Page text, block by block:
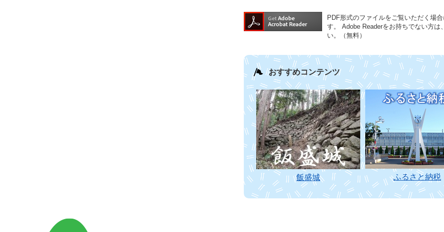
PDF形式のファイルをご覧いただく場
す。
Adobe Readerをお持ちでない方
い。（無料）
おすすめコンテンツ
飯盛城 ふるさと納税